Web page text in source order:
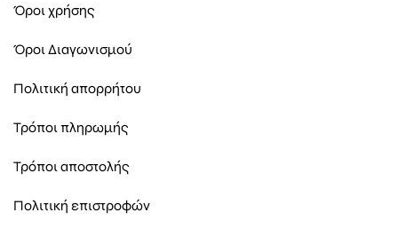
Όροι χρήσης
Όροι Διαγωνισμού
Πολιτική απορρήτου
Τρόποι πληρωμής
Τρόποι αποστολής
Πολιτική επιστροφών